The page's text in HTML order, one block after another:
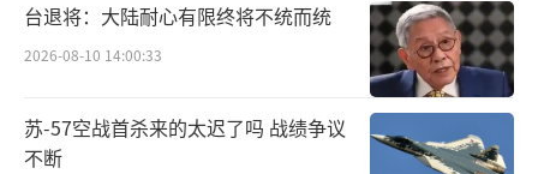
台退将：大陆耐心有限终将不统而统
2026-08-10 14:00:33
苏-57空战首杀来的太迟了吗 战绩争议
不断